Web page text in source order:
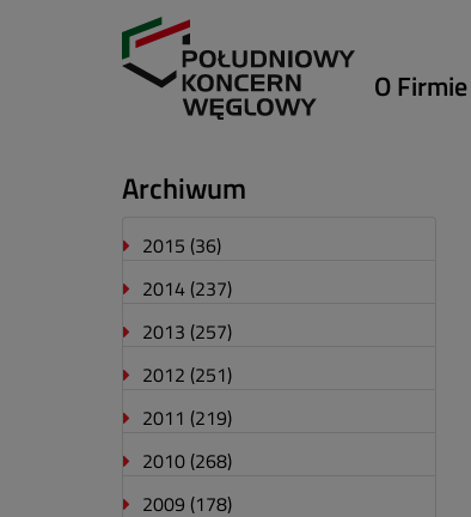
Główna
O Firmie
Archiwum
2015 (36)
2014 (237)
2013 (257)
2012 (251)
2011 (219)
2010 (268)
2009 (178)